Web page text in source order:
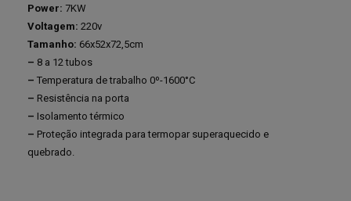
Power: 7KW
Voltagem: 220v
Tamanho: 66x52x72,5cm
– 8 a 12 tubos
– Temperatura de trabalho 0º-1600°C
– Resistência na porta
– Isolamento térmico
– Proteção integrada para termopar superaquecido e
quebrado.